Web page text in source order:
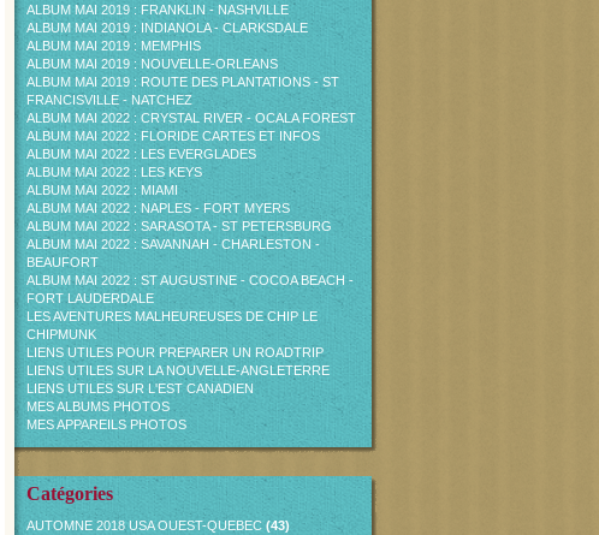
ALBUM MAI 2019 : FRANKLIN - NASHVILLE
ALBUM MAI 2019 : INDIANOLA - CLARKSDALE
ALBUM MAI 2019 : MEMPHIS
ALBUM MAI 2019 : NOUVELLE-ORLEANS
ALBUM MAI 2019 : ROUTE DES PLANTATIONS - ST
FRANCISVILLE - NATCHEZ
ALBUM MAI 2022 : CRYSTAL RIVER - OCALA FOREST
ALBUM MAI 2022 : FLORIDE CARTES ET INFOS
ALBUM MAI 2022 : LES EVERGLADES
ALBUM MAI 2022 : LES KEYS
ALBUM MAI 2022 : MIAMI
ALBUM MAI 2022 : NAPLES - FORT MYERS
ALBUM MAI 2022 : SARASOTA - ST PETERSBURG
ALBUM MAI 2022 : SAVANNAH - CHARLESTON -
BEAUFORT
ALBUM MAI 2022 : ST AUGUSTINE - COCOA BEACH -
FORT LAUDERDALE
LES AVENTURES MALHEUREUSES DE CHIP LE
CHIPMUNK
LIENS UTILES POUR PREPARER UN ROADTRIP
LIENS UTILES SUR LA NOUVELLE-ANGLETERRE
LIENS UTILES SUR L'EST CANADIEN
MES ALBUMS PHOTOS
MES APPAREILS PHOTOS
Catégories
AUTOMNE 2018 USA OUEST-QUEBEC (43)